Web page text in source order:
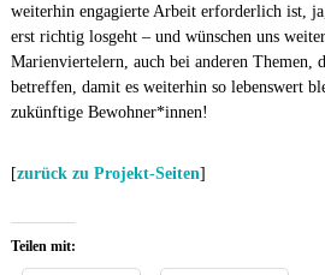
weiterhin engagierte Arbeit erforderlich ist,
erst richtig losgeht – und wünschen uns
Marienviertelern, auch bei anderen Themen,
betreffen, damit es weiterhin so lebenswert
zukünftige Bewohner*innen!
[zurück zu Projekt-Seiten]
Teilen mit: